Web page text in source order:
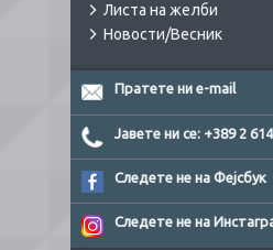
Листа на желби
Новости/Весник
Пратете ни e-mail
Јавете ни се: +389 2
Следете не на Фејсбук
Следете не на